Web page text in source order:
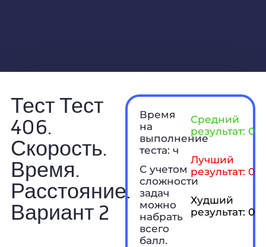
Тест Тест
406.
Скорость.
Время.
Расстояние.
Вариант 2
Время
на
выполнение
теста: ч
С учетом
сложности
задач
можно
набрать
всего
балл.
Средний
результат: 0
Лучший
результат: 0
Худший
результат: 0